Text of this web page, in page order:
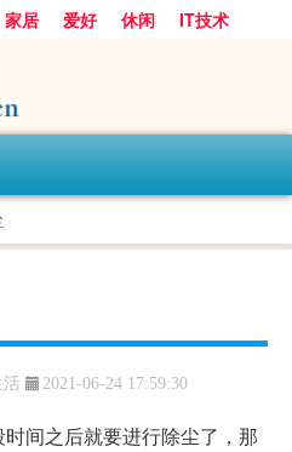
家居 爱好 休闲
IT技术
2021-06-24 17:59:30
间之后就要进行除尘了，那